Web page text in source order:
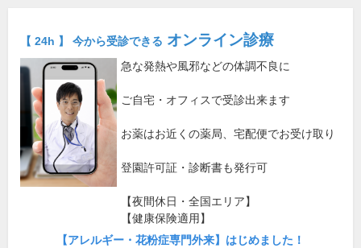
【 24h 】 今から受診できる オンライン診療
急な発熱や風邪などの体調不良に
ご自宅・オフィスで受診出来ます
お薬はお近くの薬局、宅配便でお受け取り
登園許可証・診断書も発行可
【夜間休日・全国エリア】
【健康保険適用】
【アレルギー・花粉症専門外来】はじめました！